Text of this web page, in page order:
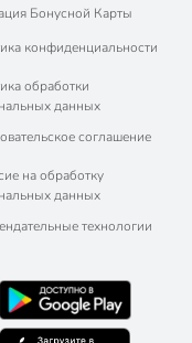
Бонусной Карты
конфиденциальности
обработки
данных
соглашение
на обработку
данных
технологии